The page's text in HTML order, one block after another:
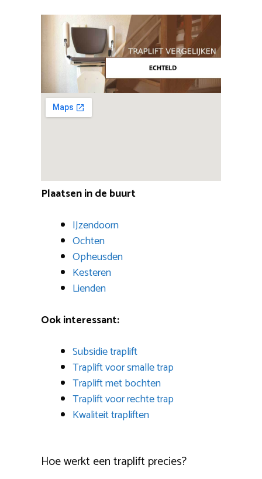
Plaatsen in de buurt
IJzendoorn
Ochten
Opheusden
Kesteren
Lienden
Ook interessant:
Subsidie traplift
Traplift voor smalle trap
Traplift met bochten
Traplift voor rechte trap
Kwaliteit trapliften
Hoe werkt een traplift precies?